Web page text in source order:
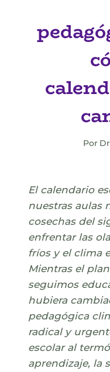
Por
El calendario
nuestras aulas
cosechas del
enfrentar las
fríos y el clima
Mientras el
seguimos
hubiera
pedagógica
radical y
escolar al
aprendizaje, la